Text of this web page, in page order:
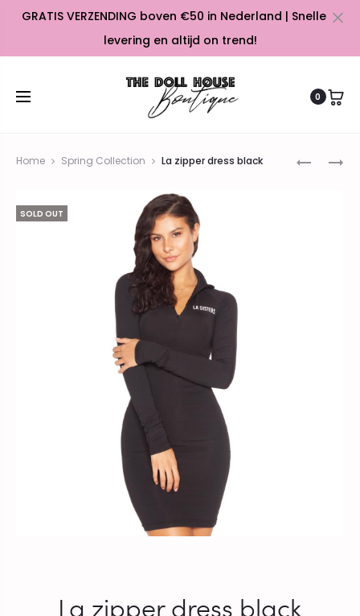
GRATIS VERZENDING boven €50 in Nederland | Snelle
levering en altijd on trend!
0
Home Spring Collection La zipper dress black
SOLD OUT
La zipper dress black